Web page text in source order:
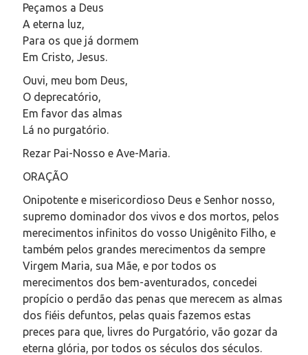
Peçamos a Deus
A eterna luz,
Para os que já dormem
Em Cristo, Jesus.
Ouvi, meu bom Deus,
O deprecatório,
Em favor das almas
Lá no purgatório.
Rezar Pai-Nosso e Ave-Maria.
ORAÇÃO
Onipotente e misericordioso Deus e Senhor nosso,
supremo dominador dos vivos e dos mortos, pelos
merecimentos infinitos do vosso Unigênito Filho, e
também pelos grandes merecimentos da sempre
Virgem Maria, sua Mãe, e por todos os
merecimentos dos bem-aventurados, concedei
propício o perdão das penas que merecem as almas
dos fiéis defuntos, pelas quais fazemos estas
preces para que, livres do Purgatório, vão gozar da
eterna glória, por todos os séculos dos séculos.